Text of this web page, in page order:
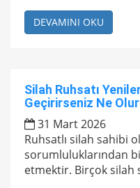
DEVAMINI OKU
Silah Ruhsatı
Geçirirseniz Ne
31 Mart 2026
Ruhsatlı silah sahibi
sorumluluklarından
etmektir. Birçok silah